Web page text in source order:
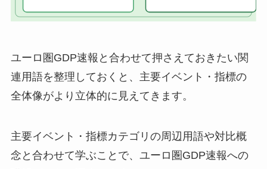
ユーロ圏GDP速報と合わせて押さえておきたい関
連用語を整理しておくと、主要イベント・指標の
全体像がより立体的に見えてきます。
主要イベント・指標カテゴリの周辺用語や対比概
念と合わせて学ぶことで、ユーロ圏GDP速報への